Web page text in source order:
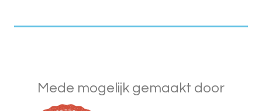
Mede mogelijk gemaakt door